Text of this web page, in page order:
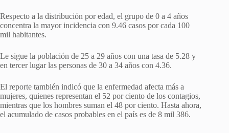
Respecto a la distribución por edad, el grupo de 0 a 4 años
concentra la mayor incidencia con 9.46 casos por cada 100
mil habitantes.
Le sigue la población de 25 a 29 años con una tasa de 5.28 y
en tercer lugar las personas de 30 a 34 años con 4.36.
El reporte también indicó que la enfermedad afecta más a
mujeres, quienes representan el 52 por ciento de los contagios,
mientras que los hombres suman el 48 por ciento. Hasta ahora,
el acumulado de casos probables en el país es de 8 mil 386.